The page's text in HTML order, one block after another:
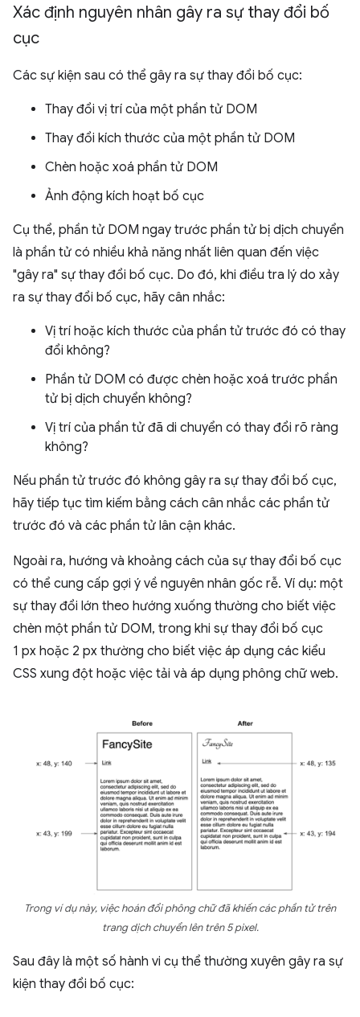
Xác định nguyên nhân gây ra sự thay đổi bố
cục
Các sự kiện sau có thể gây ra sự thay đổi bố cục:
Thay đổi vị trí của một phần tử DOM
Thay đổi kích thước của một phần tử DOM
Chèn hoặc xoá phần tử DOM
Ảnh động kích hoạt bố cục
Cụ thể, phần tử DOM ngay trước phần tử bị dịch chuyển
là phần tử có nhiều khả năng nhất liên quan đến việc
"gây ra" sự thay đổi bố cục. Do đó, khi điều tra lý do xảy
ra sự thay đổi bố cục, hãy cân nhắc:
Vị trí hoặc kích thước của phần tử trước đó có thay
đổi không?
Phần tử DOM có được chèn hoặc xoá trước phần
tử bị dịch chuyển không?
Vị trí của phần tử đã di chuyển có thay đổi rõ ràng
không?
Nếu phần tử trước đó không gây ra sự thay đổi bố cục,
hãy tiếp tục tìm kiếm bằng cách cân nhắc các phần tử
trước đó và các phần tử lân cận khác.
Ngoài ra, hướng và khoảng cách của sự thay đổi bố cục
có thể cung cấp gợi ý về nguyên nhân gốc rễ. Ví dụ: một
sự thay đổi lớn theo hướng xuống thường cho biết việc
chèn một phần tử DOM, trong khi sự thay đổi bố cục
1 px hoặc 2 px thường cho biết việc áp dụng các kiểu
CSS xung đột hoặc việc tải và áp dụng phông chữ web.
Trong ví dụ này, việc hoán đổi phông chữ đã khiến các phần tử trên
trang dịch chuyển lên trên 5 pixel.
Sau đây là một số hành vi cụ thể thường xuyên gây ra sự
kiện thay đổi bố cục: